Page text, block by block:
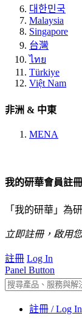
대한민국
Malaysia
Singapore
台灣
ไทย
Türkiye
Việt Nam
非洲 & 中東
MENA
我的研華會員註冊
「我的研華」為
立即註冊，啟用
註冊 Log In
Panel Button
註冊 / Log In